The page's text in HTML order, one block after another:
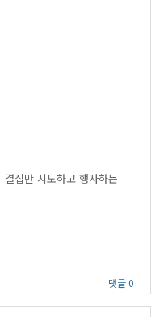
집만 시도하고 행사하는
댓글 0